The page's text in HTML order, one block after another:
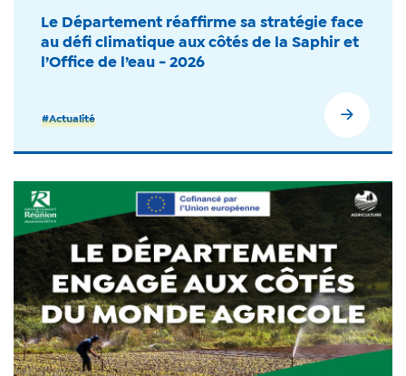
Le Département réaffirme sa stratégie face
au défi climatique aux côtés de la Saphir et
l’Office de l’eau - 2026
#Actualité